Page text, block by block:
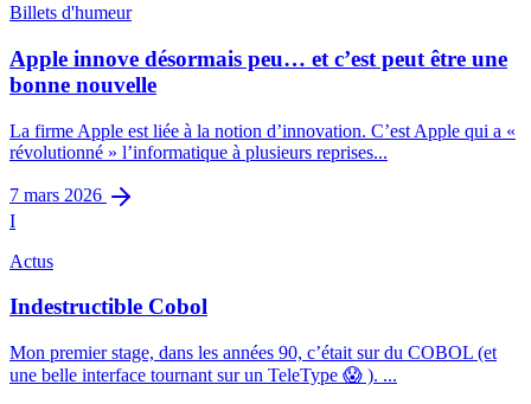
Billets d'humeur
Apple innove désormais peu… et c’est peut être une
bonne nouvelle
La firme Apple est liée à la notion d’innovation. C’est Apple qui a «
révolutionné » l’informatique à plusieurs reprises...
7 mars 2026
I
Actus
Indestructible Cobol
Mon premier stage, dans les années 90, c’était sur du COBOL (et
une belle interface tournant sur un TeleType 😱 ). ...